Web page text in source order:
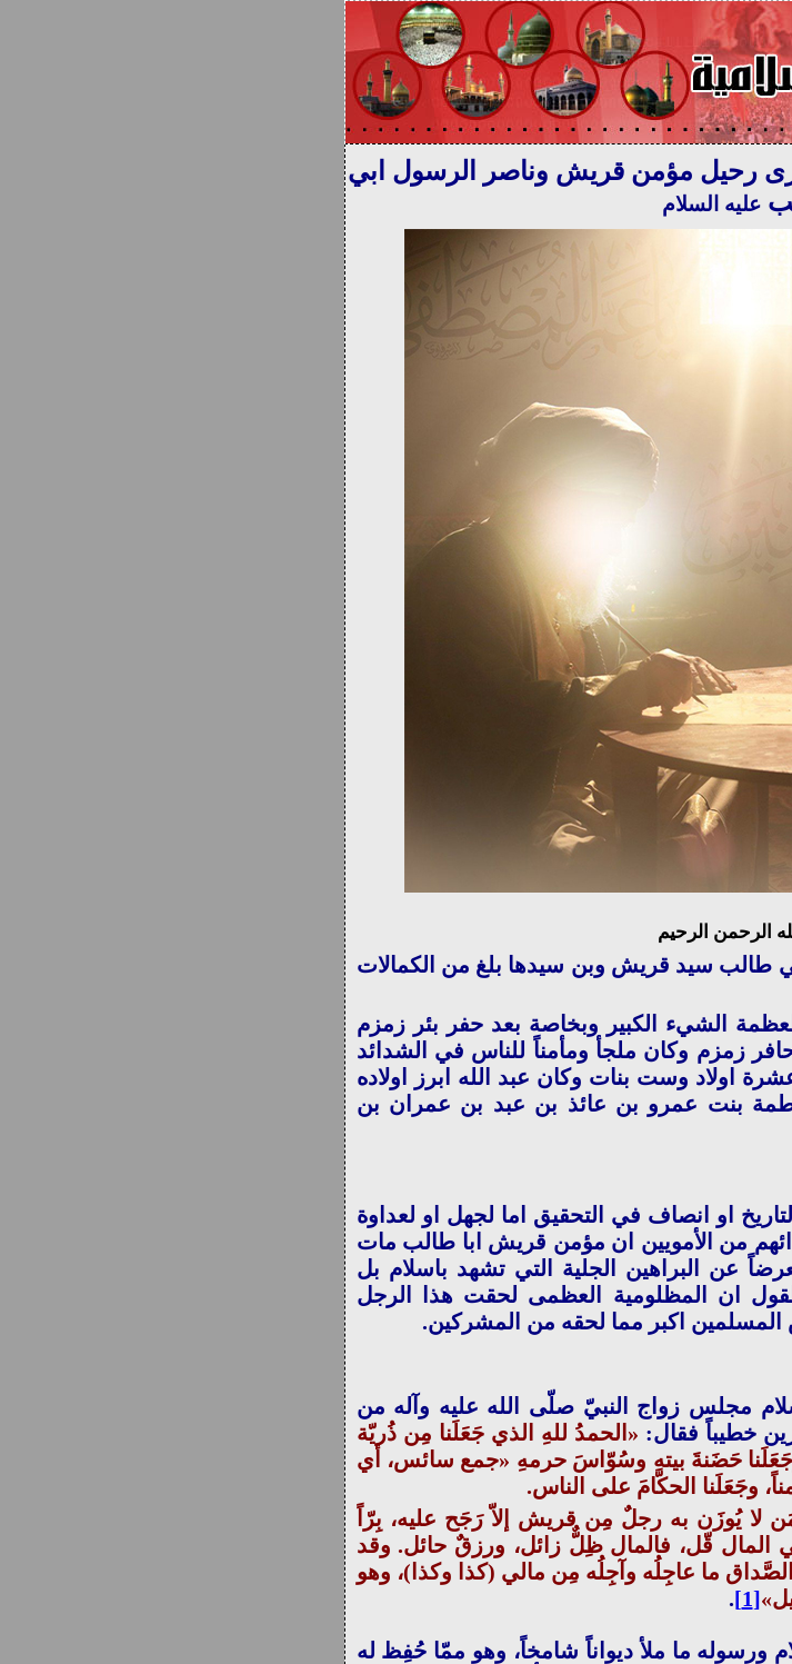
رحيل مؤمن قريش وناصر الرسول ابي
عليه السلام
الرحمن الرحيم
طالب سيد قريش وبن سيدها بلغ من الكمالات
الشيء الكبير وبخاصة بعد حفر بئر زمزم
زمزم وكان ملجأ ومأمناً للناس في الشدائد
اولاد وست بنات وكان عبد الله ابرز اولاده
بنت عمرو بن عائذ بن عبد بن عمران بن
او انصاف في التحقيق اما لجهل او لعداوة
من الأمويين ان مؤمن قريش ابا طالب مات
عن البراهين الجلية التي تشهد باسلام بل
ان المظلومية العظمى لحقت هذا الرجل
المسلمين اكبر مما لحقه من المشركين.
مجلس زواج النبيّ صلّى الله عليه وآله من
خطيباً فقال: «الحمدُ للهِ الذي جَعَلَنا مِن ذُريّة
حَضَنةَ بيتهِ وسُوّاسَ حرمهِ «جمع سائس، أي
وجَعَلَنا الحكّامَ على الناس.
لا يُوزَن به رجلٌ مِن قريش إلاّ رَجَح عليه، بِرّاً
المال قّل، فالمال ظِلٌّ زائل، ورزقٌ حائل. وقد
ما عاجِلُه وآجِلُه مِن مالي (كذا وكذا)، وهو
[1]
.
ورسوله ما ملأ ديواناً شامخاً، وهو ممّا حُفِظ له